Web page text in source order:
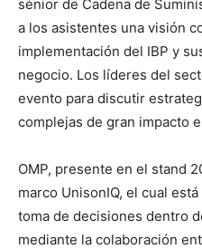
sénior de Cadena de
a los asistentes una visión
implementación del IBP y
negocio. Los líderes del
evento para discutir
complejas de gran impacto
OMP, presente en el stand
marco UnisonIQ, el cual
toma de decisiones dentro
mediante la colaboración